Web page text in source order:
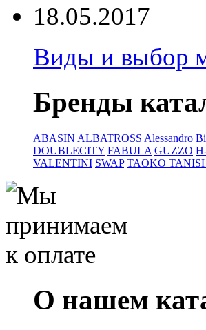
18.05.2017
Виды и выбор
Бренды
ABASIN ALBATROSS Alessandro
DOUBLECITY FABULA GUZZO
VALENTINI SWAP TAOKO
О нашем